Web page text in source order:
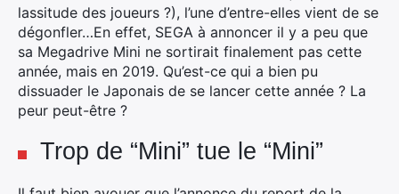
lassitude des joueurs ?), l’une d’entre-elles vient de se
dégonfler…En effet, SEGA à annoncer il y a peu que
sa Megadrive Mini ne sortirait finalement pas cette
année, mais en 2019. Qu’est-ce qui a bien pu
dissuader le Japonais de se lancer cette année ? La
peur peut-être ?
Trop de “Mini” tue le “Mini”